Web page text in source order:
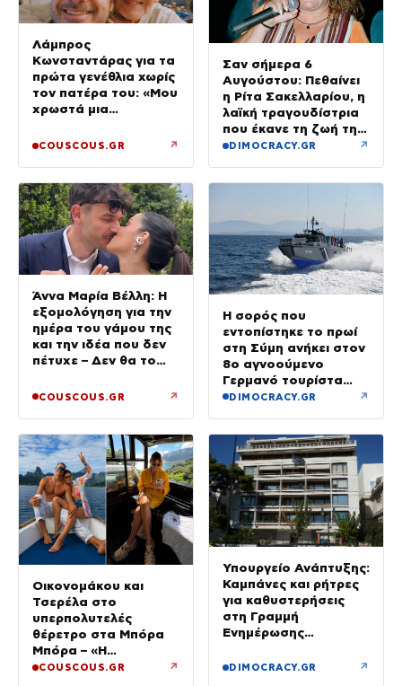
Λάμπρος
Κωνσταντάρας για τα
πρώτα γενέθλια χωρίς
τον πατέρα του: «Μου
χρωστά μια
COUSCOUS.GR ↗
Σαν σήμερα 6
Αυγούστου: Πεθαίνει
η Ρίτα Σακελλαρίου, η
λαϊκή τραγουδίστρια
που έκανε τη ζωή της
τραγούδι
DIMOCRACY.GR ↗
Άννα Μαρία Βέλλη: Η
εξομολόγηση για την
ημέρα του γάμου της
και την ιδέα που δεν
πέτυχε – Δεν θα το
COUSCOUS.GR ↗
Η σορός που
εντοπίστηκε το πρωί
στη Σύμη ανήκει στον
8ο αγνοούμενο
Γερμανό τουρίστα
που επέβαινε σε
DIMOCRACY.GR ↗
Οικονομάκου και
Τσερέλα στο
υπερπολυτελές
θέρετρο στα Μπόρα
Μπόρα – «Η
μεγαλύτερη
COUSCOUS.GR ↗
Υπουργείο Ανάπτυξης:
Καμπάνες και ρήτρες
για καθυστερήσεις
στη Γραμμή
Ενημέρωσης
DIMOCRACY.GR ↗